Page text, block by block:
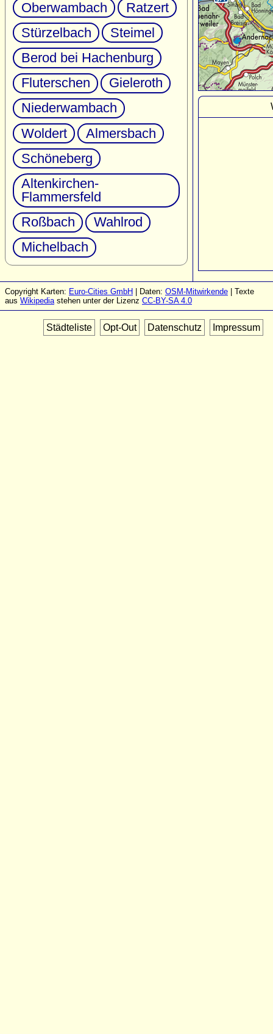
Oberwambach
Ratzert
Stürzelbach
Steimel
Berod bei Hachenburg
Fluterschen
Gieleroth
Niederwambach
Woldert
Almersbach
Schöneberg
Altenkirchen-
Flammersfeld
Roßbach
Wahlrod
Michelbach
Copyright Karten: Euro-Cities GmbH | Daten: OSM-Mitwirkende | Texte
aus Wikipediastehen unter der Lizenz CC-BY-SA 4.0
Städteliste Opt-Out Datenschutz Impressum